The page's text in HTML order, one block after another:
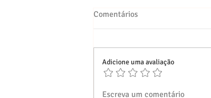
Festival Encena Lauro 2026:
Comentários
Adicione uma avaliação
Escreva um comentário